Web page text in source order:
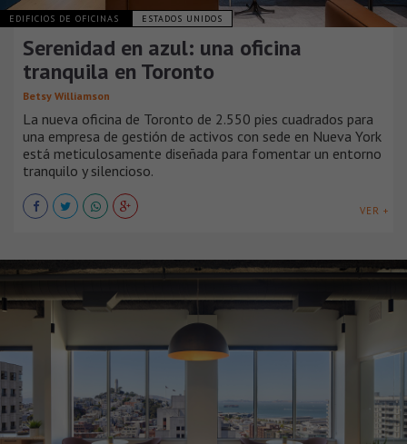
EDIFICIOS DE OFICINAS ESTADOS UNIDOS
Serenidad en azul: una oficina
tranquila en Toronto
Betsy Williamson
La nueva oficina de Toronto de 2.550 pies cuadrados para
una empresa de gestión de activos con sede en Nueva York
está meticulosamente diseñada para fomentar un entorno
tranquilo y silencioso.
VER +